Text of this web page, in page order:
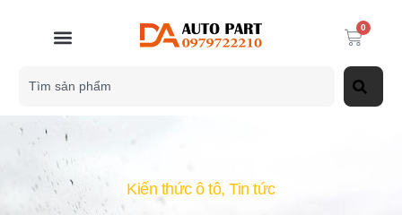
0
Kiến thức ô tô,Tin tức